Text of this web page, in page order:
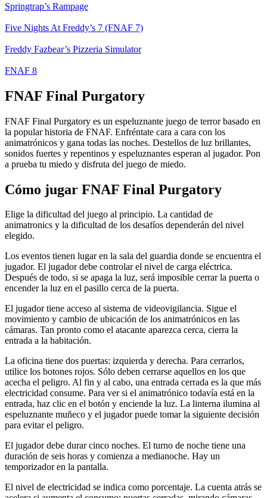
Springtrap’s Rampage
Five Nights At Freddy’s 7 (FNAF 7)
Freddy Fazbear’s Pizzeria Simulator
FNAF 8
FNAF Final Purgatory
FNAF Final Purgatory es un espeluznante juego de terror basado en
la popular historia de FNAF. Enfréntate cara a cara con los
animatrónicos y gana todas las noches. Destellos de luz brillantes,
sonidos fuertes y repentinos y espeluznantes esperan al jugador. Pon
a prueba tu miedo y disfruta del juego de miedo.
Cómo jugar FNAF Final Purgatory
Elige la dificultad del juego al principio. La cantidad de
animatronics y la dificultad de los desafíos dependerán del nivel
elegido.
Los eventos tienen lugar en la sala del guardia donde se encuentra el
jugador. El jugador debe controlar el nivel de carga eléctrica.
Después de todo, si se apaga la luz, será imposible cerrar la puerta o
encender la luz en el pasillo cerca de la puerta.
El jugador tiene acceso al sistema de videovigilancia. Sigue el
movimiento y cambio de ubicación de los animatrónicos en las
cámaras. Tan pronto como el atacante aparezca cerca, cierra la
entrada a la habitación.
La oficina tiene dos puertas: izquierda y derecha. Para cerrarlos,
utilice los botones rojos. Sólo deben cerrarse aquellos en los que
acecha el peligro. Al fin y al cabo, una entrada cerrada es la que más
electricidad consume. Para ver si el animatrónico todavía está en la
entrada, haz clic en el botón y enciende la luz. La linterna ilumina al
espeluznante muñeco y el jugador puede tomar la siguiente decisión
para evitar el peligro.
El jugador debe durar cinco noches. El turno de noche tiene una
duración de seis horas y comienza a medianoche. Hay un
temporizador en la pantalla.
El nivel de electricidad se indica como porcentaje. La cuenta atrás se